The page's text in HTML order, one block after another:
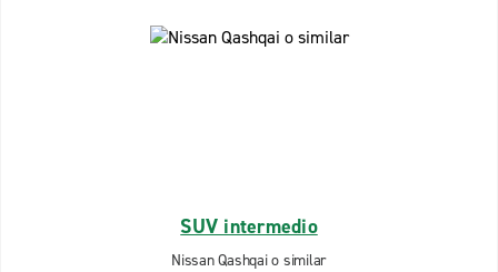
SUV intermedio
Nissan Qashqai o similar